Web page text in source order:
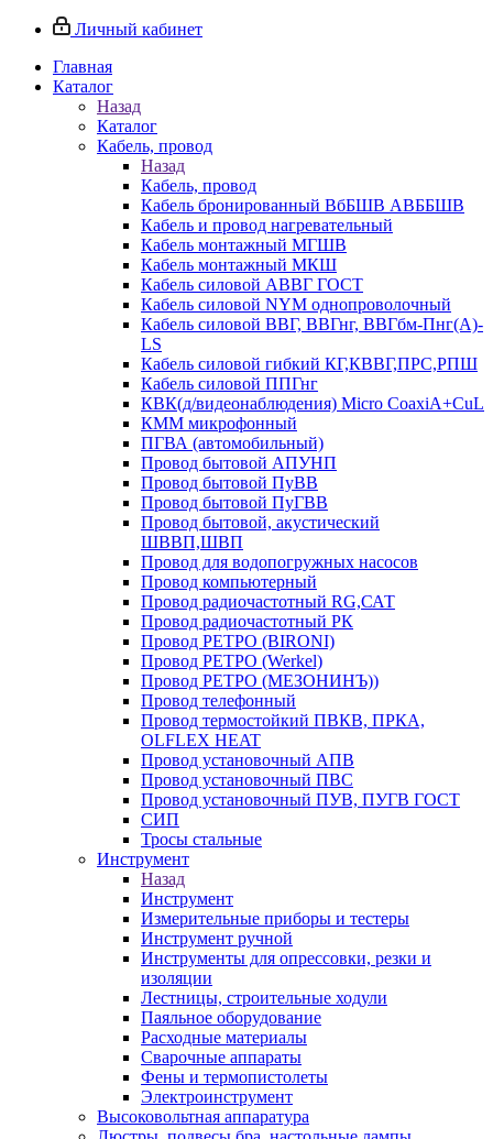
Личный кабинет
Главная
Каталог
Назад
Каталог
Кабель, провод
Назад
Кабель, провод
Кабель бронированный ВбБШВ АВББШВ
Кабель и провод нагревательный
Кабель монтажный МГШВ
Кабель монтажный МКШ
Кабель силовой АВВГ ГОСТ
Кабель силовой NYM однопроволочный
Кабель силовой ВВГ, ВВГнг, ВВГбм-Пнг(А)-
LS
Кабель силовой гибкий КГ,КВВГ,ПРС,РПШ
Кабель силовой ППГнг
КВК(д/видеонаблюдения) Micro CoaxiA+CuL
КММ микрофонный
ПГВА (автомобильный)
Провод бытовой АПУНП
Провод бытовой ПуВВ
Провод бытовой ПуГВВ
Провод бытовой, акустический
ШВВП,ШВП
Провод для водопогружных насосов
Провод компьютерный
Провод радиочастотный RG,САТ
Провод радиочастотный РК
Провод РЕТРО (BIRONI)
Провод РЕТРО (Werkel)
Провод РЕТРО (МЕЗОНИНЪ))
Провод телефонный
Провод термостойкий ПВКВ, ПРКА,
OLFLEX HEAT
Провод установочный АПВ
Провод установочный ПВС
Провод установочный ПУВ, ПУГВ ГОСТ
СИП
Тросы стальные
Инструмент
Назад
Инструмент
Измерительные приборы и тестеры
Инструмент ручной
Инструменты для опрессовки, резки и
изоляции
Лестницы, строительные ходули
Паяльное оборудование
Расходные материалы
Сварочные аппараты
Фены и термопистолеты
Электроинструмент
Высоковольтная аппаратура